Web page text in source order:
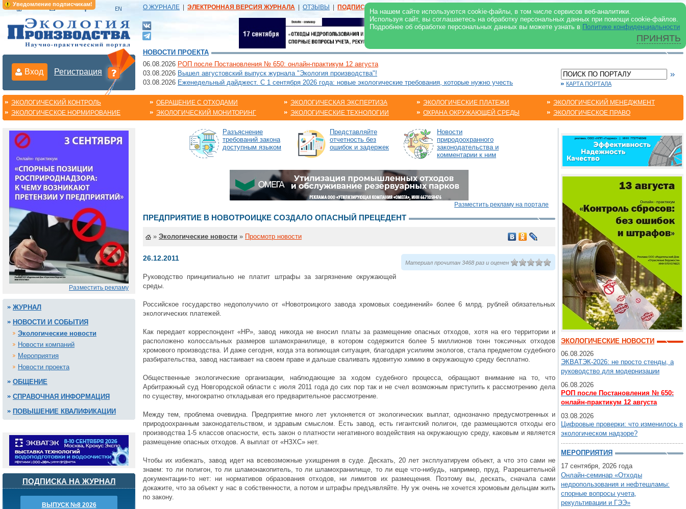
Уведомление подписчикам!
На нашем сайте используются cookie-файлы, в том числе сервисов веб-аналитики.
Используя сайт, вы соглашаетесь на обработку персональных данных при помощи cookie-файлов.
Подробнее об обработке персональных данных вы можете узнать в Политике конфиденциальности
ПРИНЯТЬ
О ЖУРНАЛЕ ЭЛЕКТРОННАЯ ВЕРСИЯ ЖУРНАЛА ОТЗЫВЫ ПОДПИСКА | В ЖУРНАЛЕ В ИНТЕРНЕТ
Вход Регистрация
НОВОСТИ ПРОЕКТА
06.08.2026 РОП после Постановления № 650: онлайн-практикум 12 августа
03.08.2026 Вышел августовский выпуск журнала "Экология производства"!
03.08.2026 Еженедельный дайджест. С 1 сентября 2026 года: новые экологические требования, которые нужно учесть КАРТА ПОРТАЛА
ЭКОЛОГИЧЕСКИЙ КОНТРОЛЬ
ЭКОЛОГИЧЕСКОЕ НОРМИРОВАНИЕ
ОБРАЩЕНИЕ С ОТХОДАМИ
ЭКОЛОГИЧЕСКИЙ МОНИТОРИНГ
ЭКОЛОГИЧЕСКАЯ ЭКСПЕРТИЗА
ЭКОЛОГИЧЕСКИЕ ТЕХНОЛОГИИ
ЭКОЛОГИЧЕСКИЕ ПЛАТЕЖИ
ОХРАНА ОКРУЖАЮЩЕЙ СРЕДЫ
ЭКОЛОГИЧЕСКИЙ МЕНЕДЖМЕНТ
ЭКОЛОГИЧЕСКОЕ ПРАВО
Разместить рекламу
ЖУРНАЛ
НОВОСТИ И СОБЫТИЯ
Экологические новости
Новости компаний
Мероприятия
Новости проекта
ОБЩЕНИЕ
СПРАВОЧНАЯ ИНФОРМАЦИЯ
ПОВЫШЕНИЕ КВАЛИФИКАЦИИ
ПОДПИСКА НА ЖУРНАЛ
ВЫПУСК №8 2026
Разъяснение
требований закона
доступным языком
Представляйте
отчетность без
ошибок и задержек
Новости
природоохранного
законодательства и
комментарии к ним
Разместить рекламу на портале
ПРЕДПРИЯТИЕ В НОВОТРОИЦКЕ СОЗДАЛО ОПАСНЫЙ ПРЕЦЕДЕНТ
» Экологические новости » Просмотр новости
Материал прочитан 3468 раз и оценен
26.12.2011
Руководство принципиально не платит штрафы за загрязнение окружающей
среды.
Российское государство недополучило от «Новотроицкого завода хромовых соединений» более 6 млрд. рублей обязательных
экологических платежей.
Как передает корреспондент «НР», завод никогда не вносил платы за размещение опасных отходов, хотя на его территории и
расположено колоссальных размеров шламохранилище, в котором содержится более 5 миллионов тонн токсичных отходов
хромового производства. И даже сегодня, когда эта вопиющая ситуация, благодаря усилиям экологов, стала предметом судебного
разбирательства, завод настаивает на своем праве и дальше сваливать ядовитую химию в окружающую среду бесплатно.
Общественные экологические организации, наблюдающие за ходом судебного процесса, обращают внимание на то, что
Арбитражный суд Новгородской области с июля 2011 года до сих пор так и не счел возможным приступить к рассмотрению дела
по существу, многократно откладывая его предварительное рассмотрение.
Между тем, проблема очевидна. Предприятие много лет уклоняется от экологических выплат, однозначно предусмотренных и
природоохранным законодательством, и здравым смыслом. Есть завод, есть гигантский полигон, где размещаются отходы его
производства 1-5 классов опасности, есть закон о платности негативного воздействия на окружающую среду, каковым и является
размещение опасных отходов. А выплат от «НЗХС» нет.
Чтобы их избежать, завод идет на всевозможные ухищрения в суде. Дескать, 20 лет эксплуатируем объект, а что это сами не
знаем: то ли полигон, то ли шламонакопитель, то ли шламохранилище, то ли еще что-нибудь, например, пруд. Разрешительной
документации-то нет: ни нормативов образования отходов, ни лимитов их размещения. Поэтому вы, дескать, сначала сами
докажите, что за объект у нас в собственности, а потом и штрафы предъявляйте. Ну уж очень не хочется хромовым дельцам жить
по закону.
ЭКОЛОГИЧЕСКИЕ НОВОСТИ
06.08.2026
ЭКВАТЭК-2026: не просто стенды, а
руководство для модернизации
06.08.2026
РОП после Постановления № 650:
онлайн-практикум 12 августа
03.08.2026
Цифровые проверки: что изменилось в
экологическом надзоре?
МЕРОПРИЯТИЯ
17 сентября, 2026 года
Онлайн-семинар «Отходы
недропользования и нефтешламы:
спорные вопросы учета,
рекультивации и ГЭЭ»